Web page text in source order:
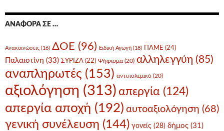
ΑΝΑΦΟΡΆ ΣΕ …
Ανακοινώσεις (16) ΔΟΕ (96) Ειδική Αγωγή (18) ΠΑΜΕ (24)
Παλαιστίνη (33) ΣΥΡΙΖΑ (22) Ψήφισμα (20) αλληλεγγύη (85)
αναπληρωτές (153) αντιπολεμικό (20)
αξιολόγηση (313) απεργία (124)
απεργία αποχή (192) αυτοαξιολόγηση (68)
γενική συνέλευση (144) γονείς (28) δήμος (31)